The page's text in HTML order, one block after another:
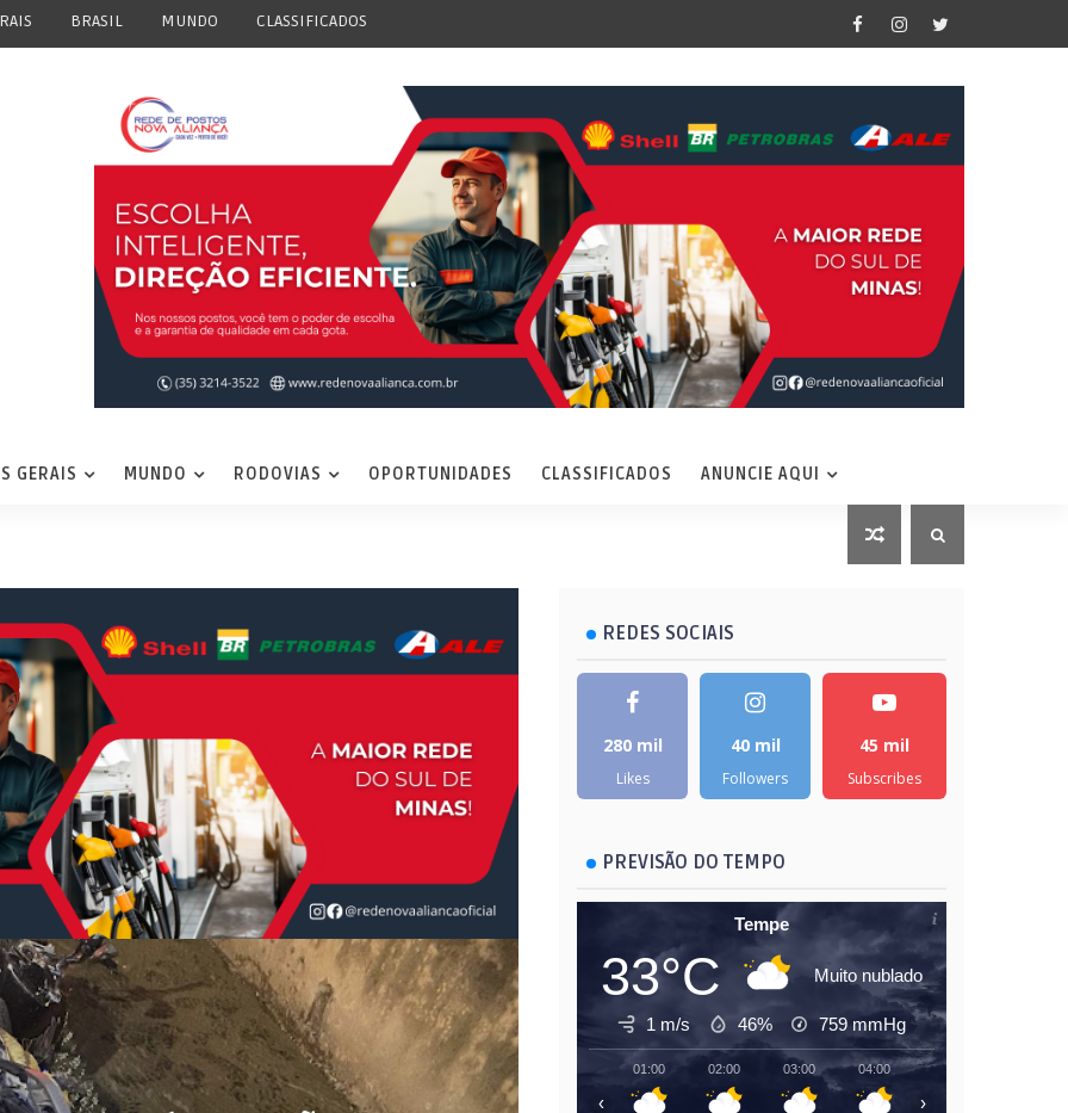
BRASIL MUNDO CLASSIFICADOS
GERAIS MUNDO RODOVIAS OPORTUNIDADES CLASSIFICADOS ANUNCIE AQUI
REDES SOCIAIS
280 mil
Likes
40 mil
Followers
45 mil
Subscribes
PREVISÃO DO TEMPO
Tempe
33°C Muito nublado
1 m/s 46% 759 mmHg
01:00 02:00 03:00 04:00 05:00
‹ ›